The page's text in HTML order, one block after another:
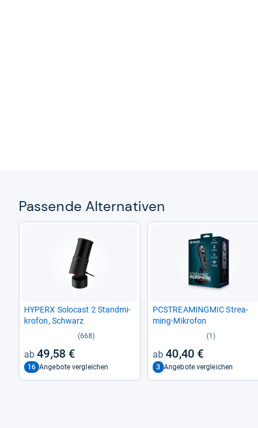
Pas­sende Alter­na­ti­ven
HYPERX Solo­cast 2 Stand­mi­
kro­fon, Schwarz
(668)
49,58 €
16 Angebote vergleichen
PCSTRE­A­MING­MIC Stre­a­
ming-​Mikro­fon
(1)
40,40 €
3 Angebote vergleichen